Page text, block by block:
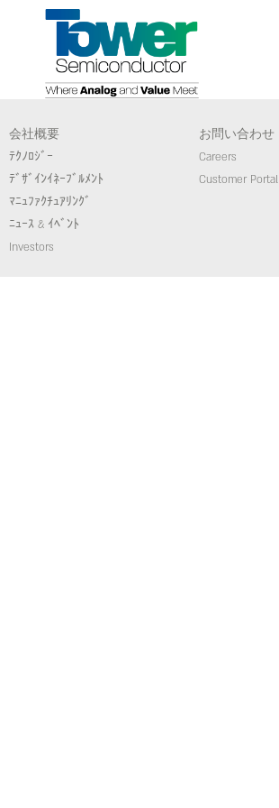
会社概要
ﾃｸﾉﾛｼﾞｰ
ﾃﾞｻﾞｲﾝｲﾈｰﾌﾞﾙﾒﾝﾄ
ﾏﾆｭﾌｧｸﾁｭｱﾘﾝｸﾞ
ﾆｭｰｽ & ｲﾍﾞﾝﾄ
Investors
お問い合わせ
Careers
Customer Portal